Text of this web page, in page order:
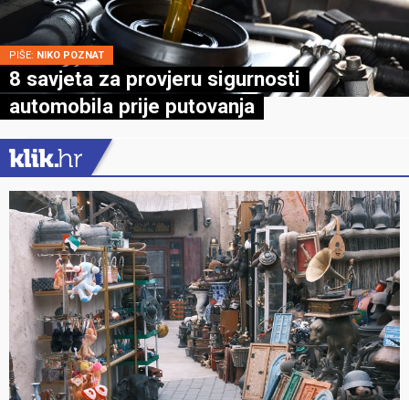
PIŠE: NIKO POZNAT
8 savjeta za provjeru sigurnosti
automobila prije putovanja